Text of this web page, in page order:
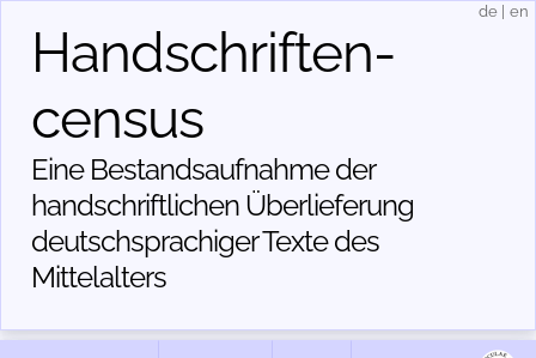
Handschriften­
census
Eine Bestandsaufnahme der
handschriftlichen Über­lieferung
deutschsprachiger Texte des
Mittelalters
de en